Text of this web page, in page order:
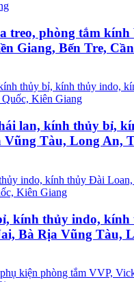
treo, phòng tắm
Giang, Bến Tre,
lan, kính thủy bỉ,
Tàu, Long An,
kính thủy indo,
Bà Rịa Vũng Tàu,